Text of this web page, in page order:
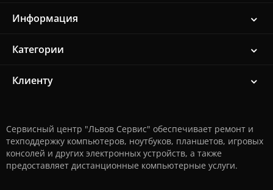
Информация
Категории
Клиенту
Сервисный центр "Львов Сервис" обеспечивает ремонт и
техподдержку компьютеров, ноутбуков, планшетов, игровых
консолей и других электронных устройств, а также
предоставляет дистанционные компьютерные услуги.